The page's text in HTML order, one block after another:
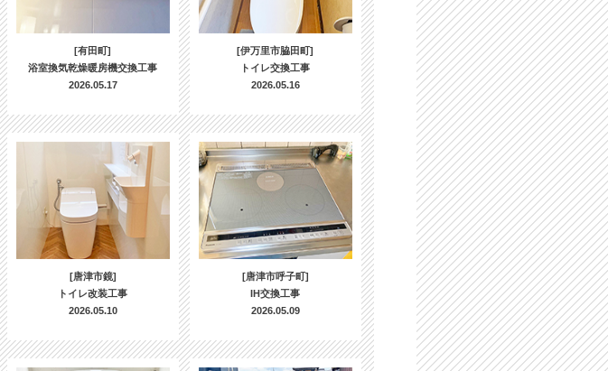
[有田町]
浴室換気乾燥暖房機交換工事
2026.05.17
[伊万里市脇田町]
トイレ交換工事
2026.05.16
[唐津市鏡]
トイレ改装工事
2026.05.10
[唐津市呼子町]
IH交換工事
2026.05.09